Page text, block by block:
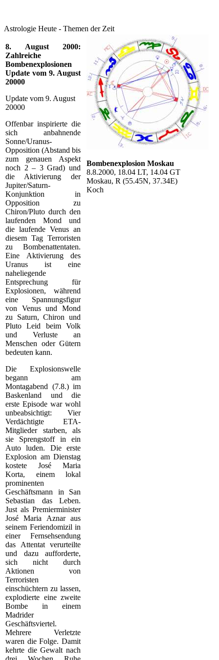
Astrologie Heute - Themen der Zeit
8. August 2000:
Zahlreiche
Bombenexplosionen
Update vom 9. August
20000
Update vom 9. August
20000
Offenbar inspirierte die
sich anbahnende
Sonne/Uranus-
Opposition (Abstand bis
zum genauen Aspekt
noch 2 – 3 Grad) und
die Aktivierung der
Jupiter/Saturn-
Konjunktion in
Opposition zu
Chiron/Pluto durch den
laufenden Mond und
die laufende Venus an
diesem Tag Terroristen
zu Bombenattentaten.
Eine Aktivierung des
Uranus ist eine
naheliegende
Entsprechung für
Explosionen, während
eine Spannungsfigur
von Venus und Mond
zu Saturn, Chiron und
Pluto Leid beim Volk
und Verluste an
Menschen oder Gütern
bedeuten kann.
Die Explosionswelle
begann am
Montagabend (7.8.) im
Baskenland und die
erste Episode war wohl
unbeabsichtigt: Vier
Verdächtigte ETA-
Mitglieder starben, als
sie Sprengstoff in ein
Auto luden. Die erste
Explosion am Dienstag
kostete José Maria
Korta, einem lokal
prominenten
Geschäftsmann in San
Sebastian das Leben.
Just als Premierminister
José Maria Aznar aus
seinem Feriendomizil in
einer Fernsehsendung
das Attentat verurteilte
und dazu aufforderte,
sich nicht durch
Aktionen von
Terroristen
einschüchtern zu lassen,
explodierte eine zweite
Bombe in einem
Madrider
Geschäftsviertel.
Mehrere Verletzte
waren die Folge. Damit
kehrte die Gewalt nach
Bombenexplosion Moskau
8.8.2000, 18.04 LT, 14.04 GT
Moskau, R (55.45N, 37.34E)
Koch